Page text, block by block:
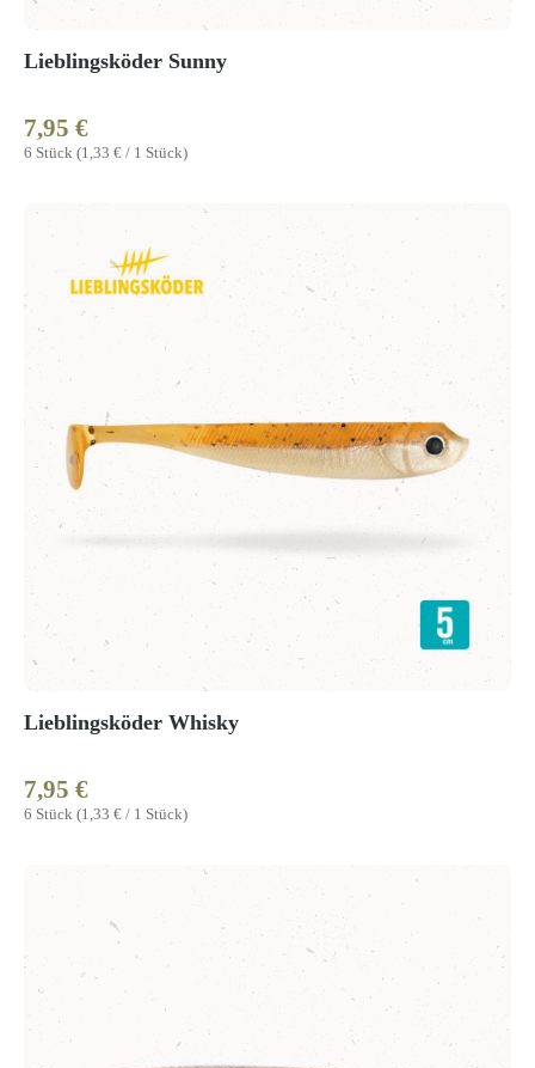
Lieblingsköder Sunny
6 Stück (1,33 € / 1 Stück)
Regulärer Preis:
7,95 €
Lieblingsköder Whisky
6 Stück (1,33 € / 1 Stück)
Regulärer Preis:
7,95 €